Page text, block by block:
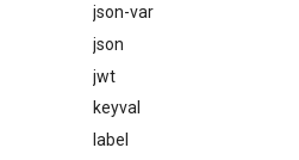
json-var
json
jwt
keyval
label